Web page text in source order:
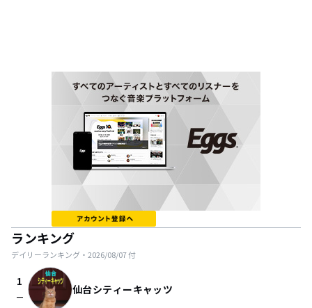
ランキング
デイリーランキング・ 2026/08/07付
1
check_indeterminate_small 仙台シティーキャッツ